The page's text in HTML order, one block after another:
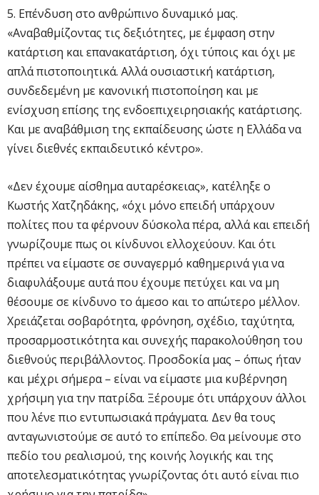
5. Επένδυση στο ανθρώπινο δυναμικό μας.
«Αναβαθμίζοντας τις δεξιότητες, με έμφαση στην
κατάρτιση και επανακατάρτιση, όχι τύποις και όχι με
απλά πιστοποιητικά. Αλλά ουσιαστική κατάρτιση,
συνδεδεμένη με κανονική πιστοποίηση και με
ενίσχυση επίσης της ενδοεπιχειρησιακής κατάρτισης.
Και με αναβάθμιση της εκπαίδευσης ώστε η Ελλάδα να
γίνει διεθνές εκπαιδευτικό κέντρο».
«Δεν έχουμε αίσθημα αυταρέσκειας», κατέληξε ο
Κωστής Χατζηδάκης, «όχι μόνο επειδή υπάρχουν
πολίτες που τα φέρνουν δύσκολα πέρα, αλλά και επειδή
γνωρίζουμε πως οι κίνδυνοι ελλοχεύουν. Και ότι
πρέπει να είμαστε σε συναγερμό καθημερινά για να
διαφυλάξουμε αυτά που έχουμε πετύχει και να μη
θέσουμε σε κίνδυνο το άμεσο και το απώτερο μέλλον.
Χρειάζεται σοβαρότητα, φρόνηση, σχέδιο, ταχύτητα,
προσαρμοστικότητα και συνεχής παρακολούθηση του
διεθνούς περιβάλλοντος. Προσδοκία μας – όπως ήταν
και μέχρι σήμερα – είναι να είμαστε μια κυβέρνηση
χρήσιμη για την πατρίδα. Ξέρουμε ότι υπάρχουν άλλοι
που λένε πιο εντυπωσιακά πράγματα. Δεν θα τους
ανταγωνιστούμε σε αυτό το επίπεδο. Θα μείνουμε στο
πεδίο του ρεαλισμού, της κοινής λογικής και της
αποτελεσματικότητας γνωρίζοντας ότι αυτό είναι πιο